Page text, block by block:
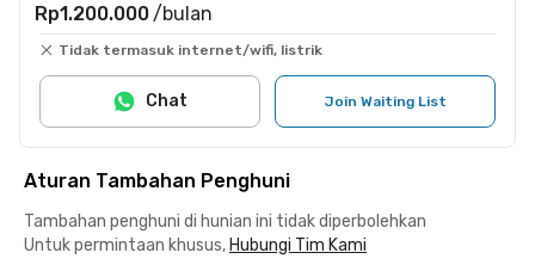
Rp1.200.000 /bulan
Tidak termasuk internet/wifi, listrik
Join Waiting List
Chat
Aturan Tambahan Penghuni
Tambahan penghuni di hunian ini tidak diperbolehkan
Untuk permintaan khusus, Hubungi Tim Kami